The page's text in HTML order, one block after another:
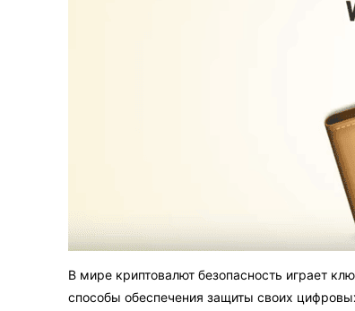
В мире криптовалют безопасность играет
способы обеспечения защиты своих